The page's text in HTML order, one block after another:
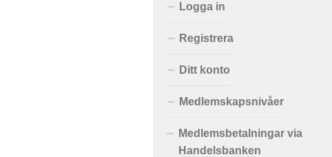
Logga in
Registrera
Ditt konto
Medlemskapsnivåer
Medlemsbetalningar via
Handelsbanken